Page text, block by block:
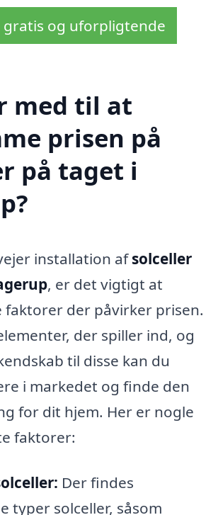
gratis og uforpligtende
med til at
prisen på
på taget i
installation afsolceller
, er det vigtigt at
faktorer der påvirker prisen.
der spiller ind, og
til disse kan du
i markedet og finde den
for dit hjem. Her er nogle
faktorer:
Der findes
typer solceller, såsom